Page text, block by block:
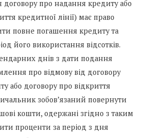
про надання кредиту або
кредитної лінії) має право
повне погашення кредиту та
його використання відсотків.
днів з дати подання
про відмову від договору
або договору про відкриття
зобов’язаний повернути
кошти, одержані згідно з таким
проценти за період з дня